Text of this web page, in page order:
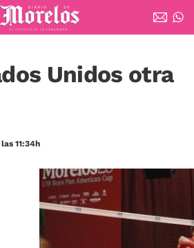
Morelos
Unidos otra
11:34h